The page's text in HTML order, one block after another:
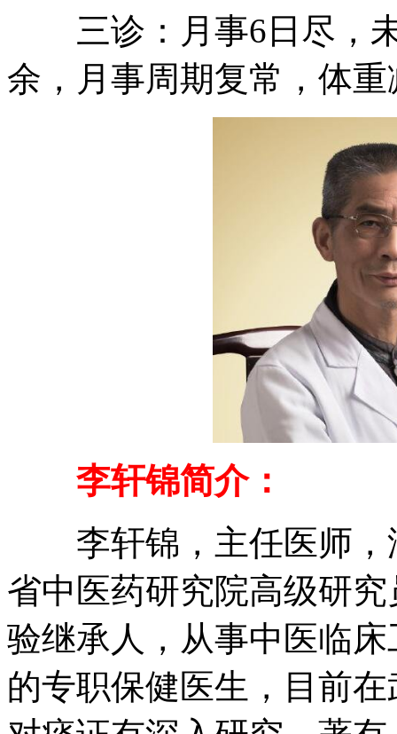
三诊：月事6日尽，未
余，月事周期复常，体重
李轩锦简介：
李轩锦，主任医师，
省中医药研究院高级研
验继承人，从事中医临
的专职保健医生，目前